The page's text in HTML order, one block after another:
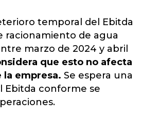
temporal del Ebitda
racionamiento de agua
marzo de 2024 y abril
que esto no afecta
la empresa. Se espera una
Ebitda conforme se